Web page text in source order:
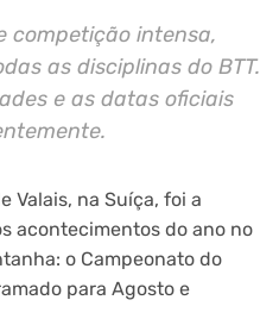
competição intensa,
as disciplinas do BTT.
e as datas oficiais
Valais, na Suíça, foi a
acontecimentos do ano no
o Campeonato do
para Agosto e